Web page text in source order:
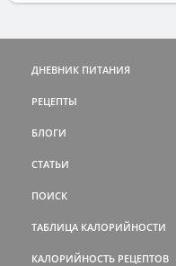
ДНЕВНИК ПИТАНИЯ
РЕЦЕПТЫ
БЛОГИ
СТАТЬИ
ПОИСК
ТАБЛИЦА КАЛОРИЙНОСТИ
КАЛОРИЙНОСТЬ РЕЦЕПТОВ